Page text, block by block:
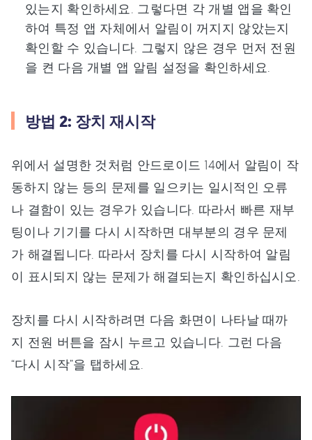
있는지 확인하세요. 그렇다면 각 개별 앱을 확인
하여 특정 앱 자체에서 알림이 꺼지지 않았는지
확인할 수 있습니다. 그렇지 않은 경우 먼저 전원
을 켠 다음 개별 앱 알림 설정을 확인하세요.
방법 2: 장치 재시작
위에서 설명한 것처럼 안드로이드 14에서 알림이 작
동하지 않는 등의 문제를 일으키는 일시적인 오류
나 결함이 있는 경우가 있습니다. 따라서 빠른 재부
팅이나 기기를 다시 시작하면 대부분의 경우 문제
가 해결됩니다. 따라서 장치를 다시 시작하여 알림
이 표시되지 않는 문제가 해결되는지 확인하십시오.
장치를 다시 시작하려면 다음 화면이 나타날 때까
지 전원 버튼을 잠시 누르고 있습니다. 그런 다음
“다시 시작”을 탭하세요.